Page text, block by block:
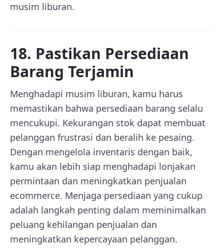
musim liburan.
18. Pastikan Persediaan
Barang Terjamin
Menghadapi musim liburan, kamu harus
memastikan bahwa persediaan barang selalu
mencukupi. Kekurangan stok dapat membuat
pelanggan frustrasi dan beralih ke pesaing.
Dengan mengelola inventaris dengan baik,
kamu akan lebih siap menghadapi lonjakan
permintaan dan meningkatkan penjualan
ecommerce. Menjaga persediaan yang cukup
adalah langkah penting dalam meminimalkan
peluang kehilangan penjualan dan
meningkatkan kepercayaan pelanggan.